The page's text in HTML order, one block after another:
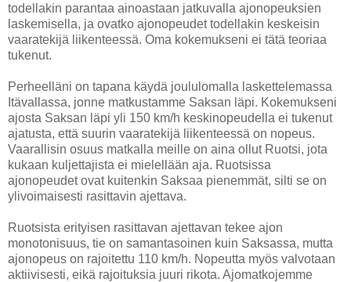
todellakin parantaa ainoastaan jatkuvalla ajonopeuksien
laskemisella, ja ovatko ajonopeudet todellakin keskeisin
vaaratekijä liikenteessä. Oma kokemukseni ei tätä teoriaa
tukenut.
Perheelläni on tapana käydä joululomalla laskettelemassa
Itävallassa, jonne matkustamme Saksan läpi. Kokemukseni
ajosta Saksan läpi yli 150 km/h keskinopeudella ei tukenut
ajatusta, että suurin vaaratekijä liikenteessä on nopeus.
Vaarallisin osuus matkalla meille on aina ollut Ruotsi, jota
kukaan kuljettajista ei mielellään aja. Ruotsissa
ajonopeudet ovat kuitenkin Saksaa pienemmät, silti se on
ylivoimaisesti rasittavin ajettava.
Ruotsista erityisen rasittavan ajettavan tekee ajon
monotonisuus, tie on samantasoinen kuin Saksassa, mutta
ajonopeus on rajoitettu 110 km/h. Nopeutta myös valvotaan
aktiivisesti, eikä rajoituksia juuri rikota. Ajomatkojemme